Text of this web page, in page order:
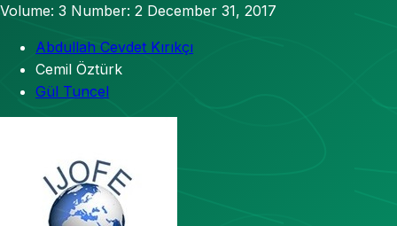
Volume: 3 Number: 2 December 31, 2017
Abdullah Cevdet Kırıkçı
Cemil Öztürk
Gül Tuncel